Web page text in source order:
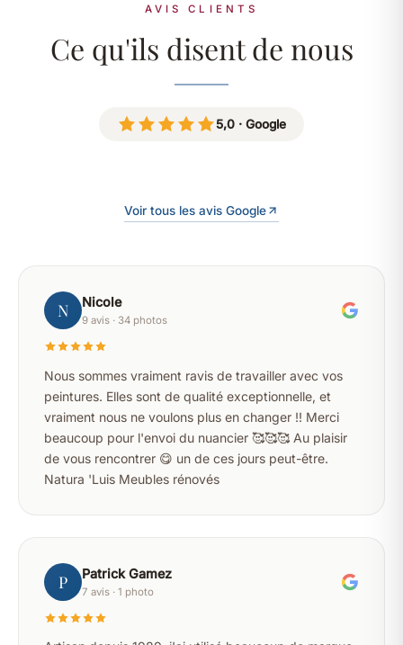
AVIS CLIENTS
Ce qu'ils disent de nous
5,0 · Google
Voir tous les avis Google
N Nicole
9 avis · 34 photos
Nous sommes vraiment ravis de travailler avec vos
peintures. Elles sont de qualité exceptionnelle, et
vraiment nous ne voulons plus en changer !! Merci
beaucoup pour l'envoi du nuancier 🥰🥰🥰 Au plaisir
de vous rencontrer 😋 un de ces jours peut-être.
Natura 'Luis Meubles rénovés
P Patrick Gamez
7 avis · 1 photo